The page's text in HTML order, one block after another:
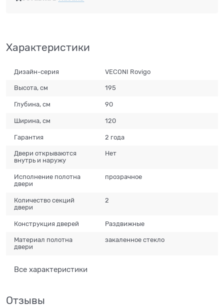
Характеристики
Дизайн-серия VECONI Rovigo
Высота, см 195
Глубина, см 90
Ширина, см 120
Гарантия 2 года
Двери открываются
внутрь и наружу
Нет
Исполнение полотна
двери
прозрачное
Количество секций
двери
2
Конструкция дверей Раздвижные
Материал полотна
двери
закаленное стекло
Все характеристики
Отзывы